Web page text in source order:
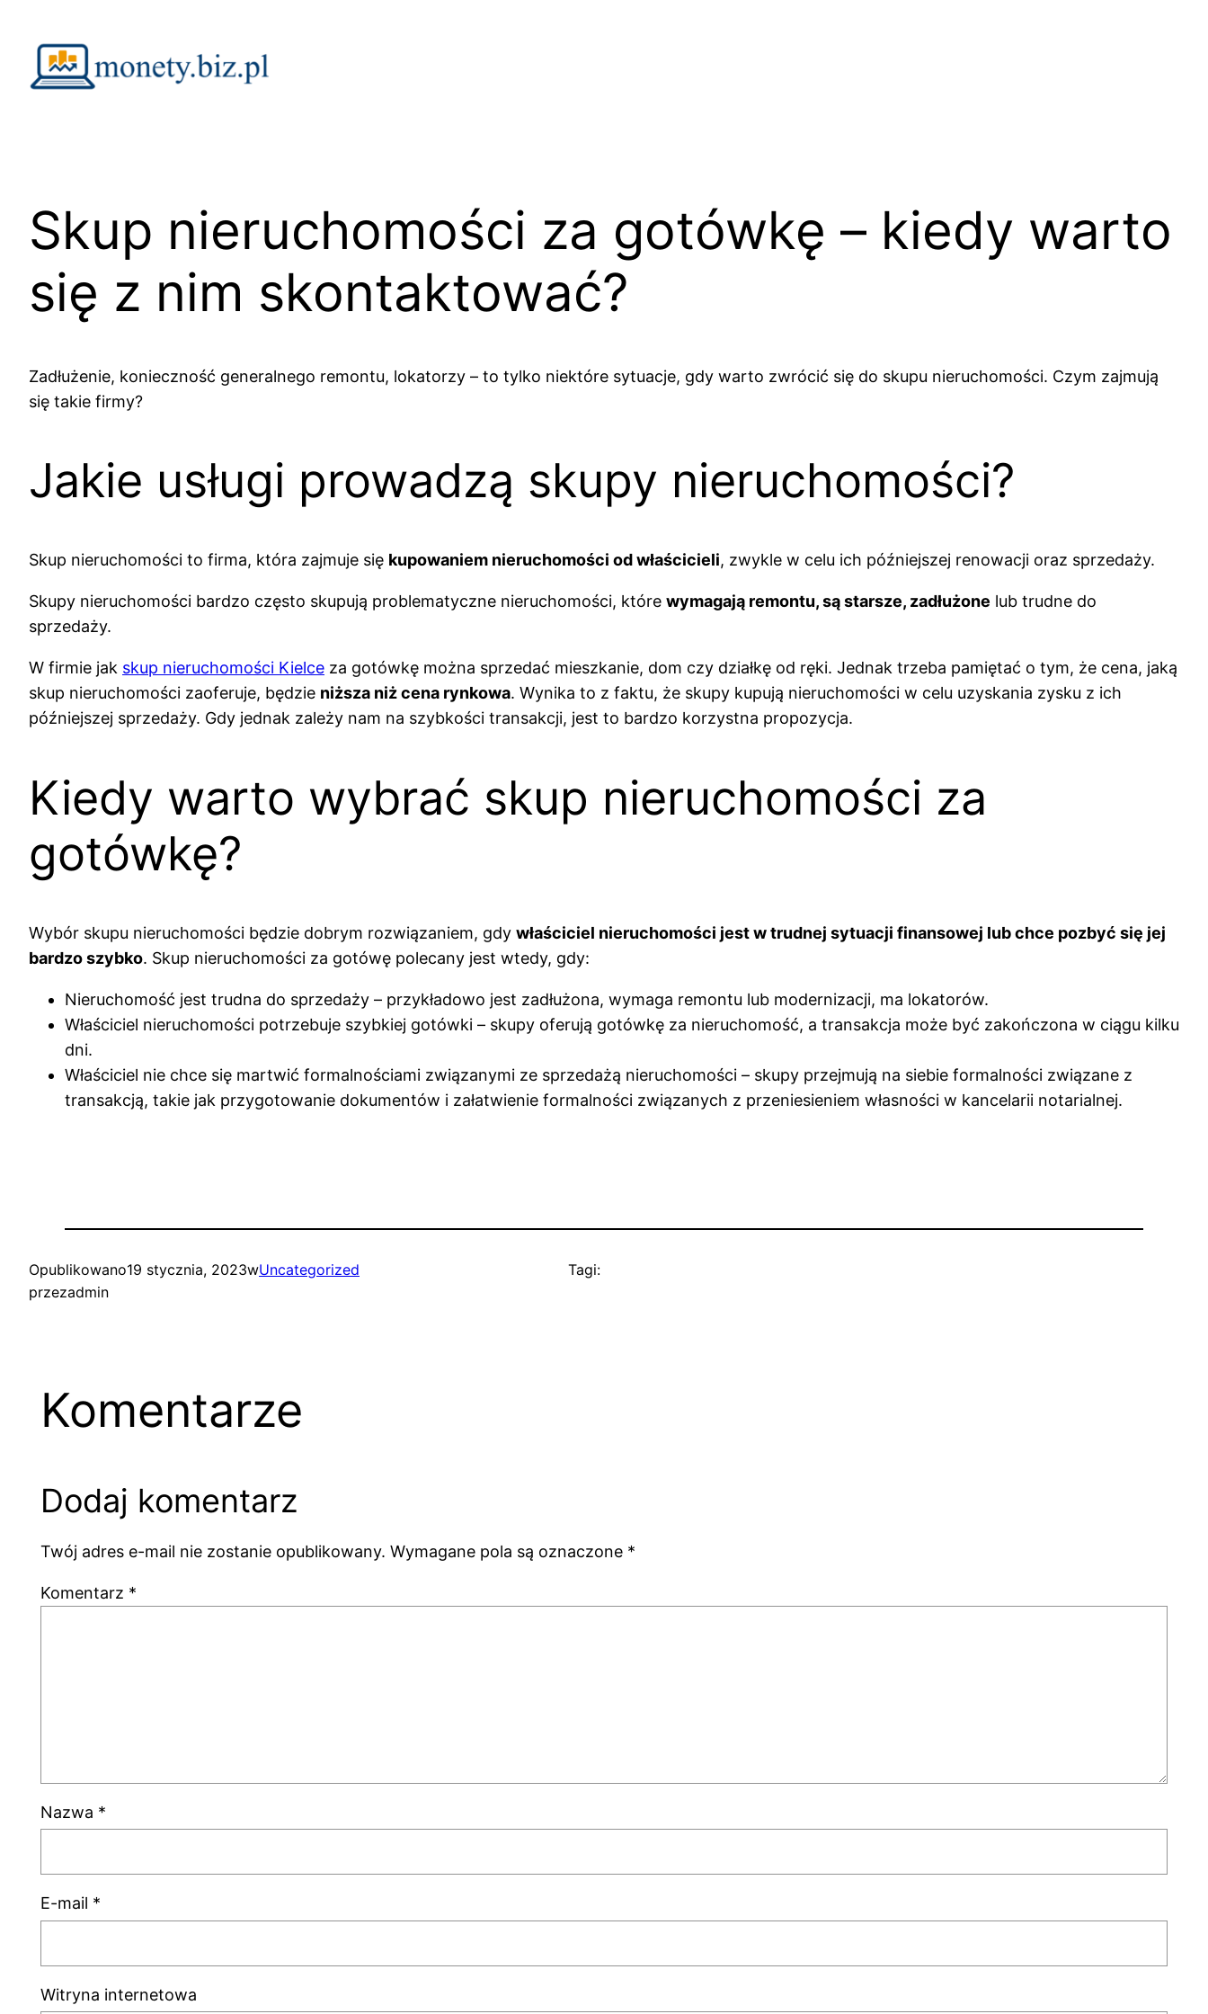
Skup nieruchomości za gotówkę – kiedy warto
się z nim skontaktować?
Zadłużenie, konieczność generalnego remontu, lokatorzy – to tylko niektóre sytuacje, gdy warto zwrócić się do skupu nieruchomości. Czym zajmują
się takie firmy?
Jakie usługi prowadzą skupy nieruchomości?
Skup nieruchomości to firma, która zajmuje się kupowaniem nieruchomości od właścicieli, zwykle w celu ich późniejszej renowacji oraz sprzedaży.
Skupy nieruchomości bardzo często skupują problematyczne nieruchomości, które wymagają remontu, są starsze, zadłużone lub trudne do
sprzedaży.
W firmie jak skup nieruchomości Kielce za gotówkę można sprzedać mieszkanie, dom czy działkę od ręki. Jednak trzeba pamiętać o tym, że cena, jaką
skup nieruchomości zaoferuje, będzie niższa niż cena rynkowa. Wynika to z faktu, że skupy kupują nieruchomości w celu uzyskania zysku z ich
późniejszej sprzedaży. Gdy jednak zależy nam na szybkości transakcji, jest to bardzo korzystna propozycja.
Kiedy warto wybrać skup nieruchomości za
gotówkę?
Wybór skupu nieruchomości będzie dobrym rozwiązaniem, gdy właściciel nieruchomości jest w trudnej sytuacji finansowej lub chce pozbyć się jej
bardzo szybko. Skup nieruchomości za gotówę polecany jest wtedy, gdy:
Nieruchomość jest trudna do sprzedaży – przykładowo jest zadłużona, wymaga remontu lub modernizacji, ma lokatorów.
Właściciel nieruchomości potrzebuje szybkiej gotówki – skupy oferują gotówkę za nieruchomość, a transakcja może być zakończona w ciągu kilku
dni.
Właściciel nie chce się martwić formalnościami związanymi ze sprzedażą nieruchomości – skupy przejmują na siebie formalności związane z
transakcją, takie jak przygotowanie dokumentów i załatwienie formalności związanych z przeniesieniem własności w kancelarii notarialnej.
Opublikowano19 stycznia, 2023wUncategorized
przezadmin
Tagi:
Komentarze
Dodaj komentarz
Twój adres e-mail nie zostanie opublikowany. Wymagane pola są oznaczone *
Komentarz *
Nazwa *
E-mail *
Witryna internetowa